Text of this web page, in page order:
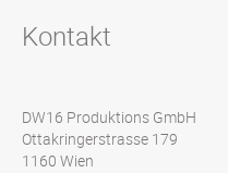
Kontakt
DW16 Produktions GmbH
Ottakringerstrasse 179
1160 Wien